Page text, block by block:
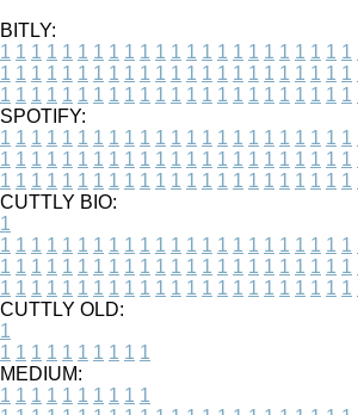
BITLY:
1 1 1 1 1 1 1 1 1 1 1 1 1 1 1 1 1 1 1 1 1 1 1
1 1 1 1 1 1 1 1 1 1 1 1 1 1 1 1 1 1 1 1 1 1 1
1 1 1 1 1 1 1 1 1 1 1 1 1 1 1 1 1 1 1 1 1 1 1
SPOTIFY:
1 1 1 1 1 1 1 1 1 1 1 1 1 1 1 1 1 1 1 1 1 1 1
1 1 1 1 1 1 1 1 1 1 1 1 1 1 1 1 1 1 1 1 1 1 1
1 1 1 1 1 1 1 1 1 1 1 1 1 1 1 1 1 1 1 1 1 1 1
CUTTLY BIO:
1
1 1 1 1 1 1 1 1 1 1 1 1 1 1 1 1 1 1 1 1 1 1 1
1 1 1 1 1 1 1 1 1 1 1 1 1 1 1 1 1 1 1 1 1 1 1
1 1 1 1 1 1 1 1 1 1 1 1 1 1 1 1 1 1 1 1 1 1 1
CUTTLY OLD:
1
1 1 1 1 1 1 1 1 1 1
MEDIUM:
1 1 1 1 1 1 1 1 1 1